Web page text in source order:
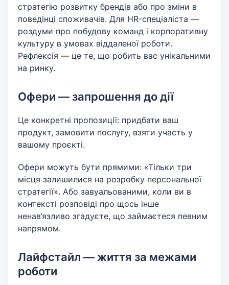
стратегію розвитку брендів або про зміни в
поведінці споживачів. Для HR-спеціаліста —
роздуми про побудову команд і корпоративну
культуру в умовах віддаленої роботи.
Рефлексія — це те, що робить вас унікальними
на ринку.
Офери — запрошення до дії
Це конкретні пропозиції: придбати ваш
продукт, замовити послугу, взяти участь у
вашому проєкті.
Офери можуть бути прямими: «Тільки три
місця залишилися на розробку персональної
стратегії». Або завуальованими, коли ви в
контексті розповіді про щось інше
ненав’язливо згадуєте, що займаєтеся певним
напрямом.
Лайфстайл — життя за межами
роботи